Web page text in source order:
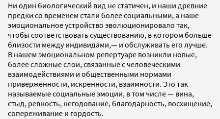
Ни один биологический вид не статичен, и наши древние
предки со временем стали более социальными, а наше
эмоциональное устройство эволюционировало так,
чтобы соответствовать существованию, в котором больше
близости между индивидами,— и обслуживать его лучше.
В нашем эмоциональном репертуаре возникли новые,
более сложные слои, связанные с человеческими
взаимодействиями и общественными нормами
приверженности, искренности, взаимности. Это так
называемые социальные эмоции, в том числе — вина,
стыд, ревность, негодование, благодарность, восхищение,
сопереживание и гордость.